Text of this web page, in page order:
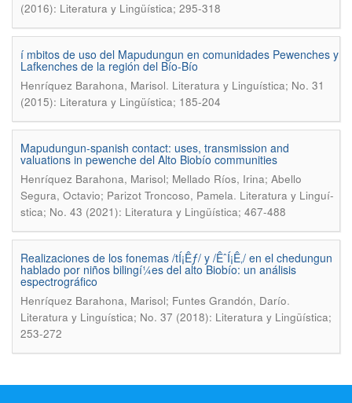
(2016): Literatura y Lingüística; 295-318
í mbitos de uso del Mapudungun en comunidades Pewenches y
Lafkenches de la región del Bí­o-Bí­o
Henrí­quez Barahona, Marisol. Literatura y Linguí­stica; No. 31
(2015): Literatura y Lingüística; 185-204
Mapudungun-spanish contact: uses, transmission and
valuations in pewenche del Alto Biobí­o communities
Henrí­quez Barahona, Marisol; Mellado Rí­os, Irina; Abello
Segura, Octavio; Parizot Troncoso, Pamela. Literatura y Linguí­
stica; No. 43 (2021): Literatura y Lingüística; 467-488
Realizaciones de los fonemas /tÍ¡Êƒ/ y /ÊˆÍ¡Ê‚/ en el chedungun
hablado por niños bilingí¼es del alto Biobí­o: un análisis
espectrográfico
Henrí­quez Barahona, Marisol; Funtes Grandón, Darí­o.
Literatura y Linguí­stica; No. 37 (2018): Literatura y Lingüística;
253-272